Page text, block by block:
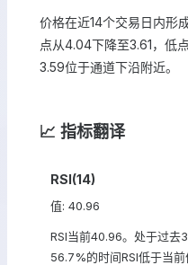
价格在近14个交易日内形
点从4.04下降至3.61，低
3.59位于通道下沿附近。
📈 指标翻译
RSI(14)
值: 40.96
RSI当前40.96。处于过去
56.7%的时间RSI低于当